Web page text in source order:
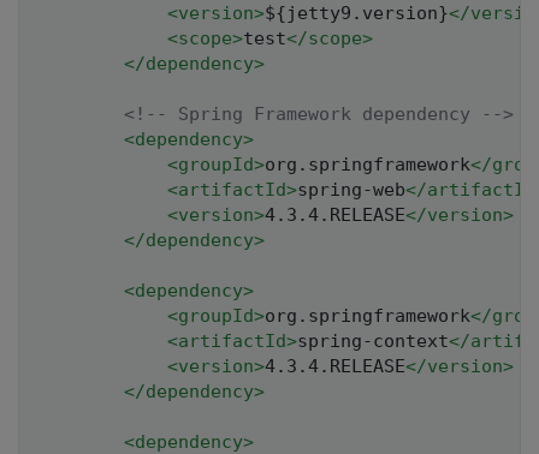
<version>${jetty9.version}</
<scope>test</scope>
</dependency>
<!-- Spring Framework dependency -->
<dependency>
<groupId>org.springframework</
<artifactId>spring-web</artifactId
<version>4.3.4.RELEASE</version>
</dependency>
<dependency>
<groupId>org.springframework</
<artifactId>spring-context</
<version>4.3.4.RELEASE</version>
</dependency>
<dependency>